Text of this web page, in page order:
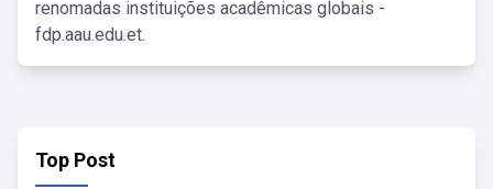
renomadas instituições acadêmicas globais -
fdp.aau.edu.et.
Top Post